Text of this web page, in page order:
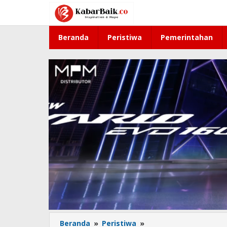
konten
Beranda Peristiwa Pemerintahan
Beranda » Peristiwa »